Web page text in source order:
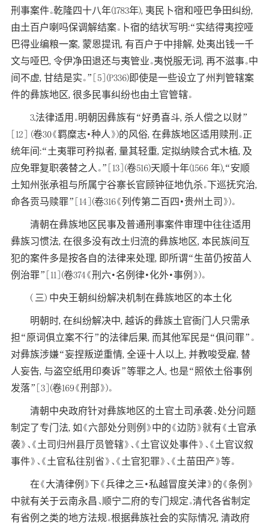
刑事案件。乾隆四十八年(1783年), 夷民卜宿和哑巴争田纠纷,
由土百户喇吗保调解结案。卜宿的结状写明:“实结得夷控哑
巴得业编粮一案, 蒙恩提讯, 有百户于中排解, 处夷出钱一千
文与哑巴, 令伊净田退还与夷管业。夷悦服无词, 再不滋事。中
间不虚, 甘结是实。”[5](P336)即使是一些设立了州判管辖案
件的彝族地区, 很多民事纠纷也由土官管辖。
3.法律适用。明朝因彝族有“好勇喜斗, 杀人偿之以财”
[12] (卷30《羁糜志·种人》)的风俗, 在彝族地区适用赎刑。正
统年间:“土夷罪可矜拟者, 量其轻重, 定拟纳赎合式木植, 及
应免罪复职袭替之人。”[13](卷516)天顺十年(1566 年),“安顺
土知州张承祖与所属宁谷寨长官顾钟征地仇杀。下巡抚究治,
命各贡马赎罪”[14](卷316《列传第二百四·贵州土司》)。
清朝在彝族地区民事及普通刑事案件审理中往往适用
彝族习惯法, 在很多没有改土归流的彝族地区, 本民族间互
犯的案件多是按各自的法律来处理, 即所谓“生苗仍按苗人
例治罪”[11](卷374《刑六·名例律·化外·事例》)。
( 三) 中央王朝纠纷解决机制在彝族地区的本土化
明朝时, 在纠纷解决中, 越诉的彝族土官衙门人只需承
担“原词俱立案不行”的法律后果, 而其他军民是“俱问罪”。
对彝族涉嫌“妄捏叛逆重情, 全诬十人以上, 并教唆受雇, 替
人妄告, 与盗空纸用印奏诉”等罪之人, 也是“照依土俗事例
发落”[3](卷169《刑部》)。
清朝中央政府针对彝族地区的土官土司承袭、处分问题
制定了专门法, 如《六部处分则例》中的《边防》就有《土官承
袭》、《土司归州县厅员管辖》、《土官议处事件》、《土官议叙
事件》、《土官私往别省》、《土官犯罪》、《土苗田产》等。
在《大清律例》下《兵律之三·私越冒度关津》的《条例》
中就有关于云南永昌、顺宁二府的专门规定。清代各省制定
有省例之类的地方法规。根据彝族社会的实际情况, 清政府